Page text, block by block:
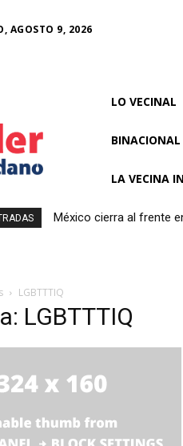
AGOSTO 9, 2026
LO VECINAL
BINACIONAL
LA VECINA
México cierra al frente
LGBTTTIQ
LGBTTTIQ